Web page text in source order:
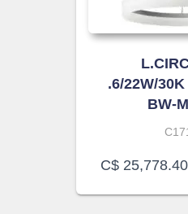
.6/22W/
BW-
C$ 25,778.40